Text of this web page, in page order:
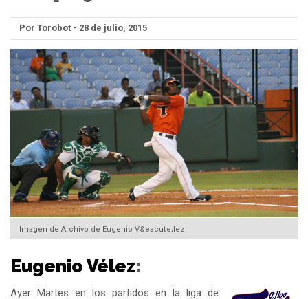
Por Torobot - 28 de julio, 2015
Imagen de Archivo de Eugenio V&eacute;lez
Eugenio Vélez:
Ayer Martes en los partidos en la liga de